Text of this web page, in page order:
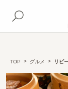
TOP グルメ リピ